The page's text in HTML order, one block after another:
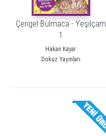
Çengel Bulmaca - Yeşilçam
1
Hakan Kayar
Dokuz Yayınları